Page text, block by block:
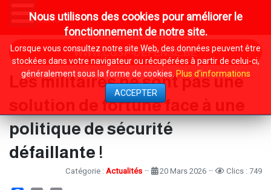
MENU
WWW.CGSP-DEFENSE.BE
Les militaires ne sont pas une
solution de fortune face à une
politique de sécurité
défaillante !
Catégorie : Actualités 20 Mars 2026 Clics : 749
Nous utilisons des cookies pour améliorer le
fonctionnement de notre site.
Lorsque vous consultez notre site Web, des données peuvent être
stockées dans votre navigateur ou récupérées à partir de celui-ci,
généralement sous la forme de cookies. Plus d'informations
ACCEPTER